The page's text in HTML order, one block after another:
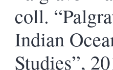
coll.
Indian
Studies”,